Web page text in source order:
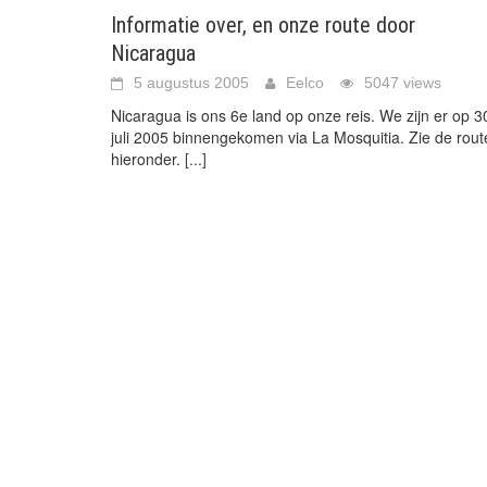
Informatie over, en onze route door
Nicaragua
5 augustus 2005 Eelco 5047 views
Nicaragua is ons 6e land op onze reis. We zijn er op
juli 2005 binnengekomen via La Mosquitia. Zie de
hieronder. [...]